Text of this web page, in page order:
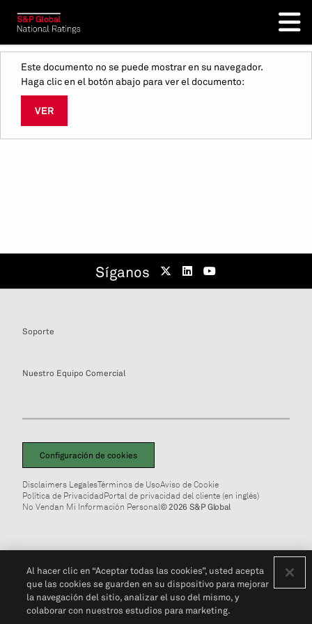
Este documento no se puede mostrar en su navegador.
Haga clic en el botón abajo para ver el documento:
VER
Síganos
Soporte
Nuestro Equipo Comercial
Configuración de cookies
Disclaimers LegalesTérminos de UsoAviso de Cookie
Política de PrivacidadPortal de privacidad del cliente (en inglés)
No Vendan Mi Información Personal© 2026 S&P Global
Al hacer clic en “Aceptar todas las cookies”, usted acepta
que las cookies se guarden en su dispositivo para mejorar
la navegación del sitio, analizar el uso del mismo, y
colaborar con nuestros estudios para marketing.